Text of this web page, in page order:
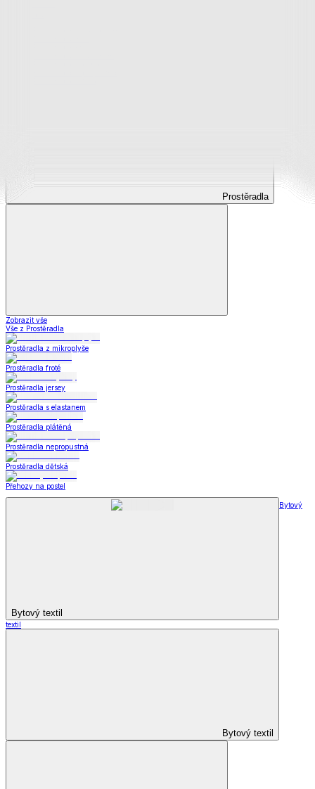
Prostěradla
Zobrazit vše
Vše z Prostěradla
Prostěradla z mikroplyše
Prostěradla froté
Prostěradla jersey
Prostěradla s elastanem
Prostěradla plátěná
Prostěradla nepropustná
Prostěradla dětská
Přehozy na postel
Bytový textil
Bytový
textil
Bytový textil